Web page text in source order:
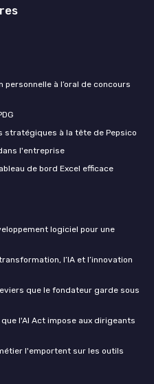
à l’oral de concours
stratégiques à la tête de Pepsico
l'entreprise
de bord Excel efficace
logiciel pour une
l’IA et l’innovation
que le fondateur garde sous
l'AI Act impose aux dirigeants
l'emportent sur les outils